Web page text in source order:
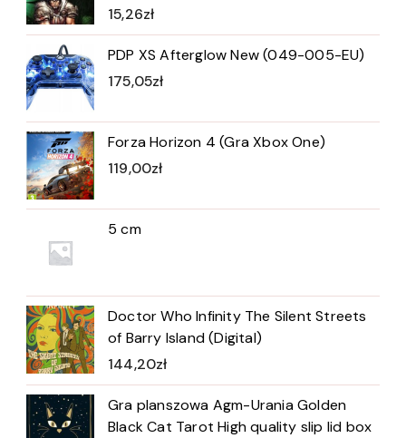
15,26zł
PDP XS Afterglow New (049-005-EU)
175,05zł
Forza Horizon 4 (Gra Xbox One)
119,00zł
5 cm
Doctor Who Infinity The Silent Streets
of Barry Island (Digital)
144,20zł
Gra planszowa Agm-Urania Golden
Black Cat Tarot High quality slip lid box